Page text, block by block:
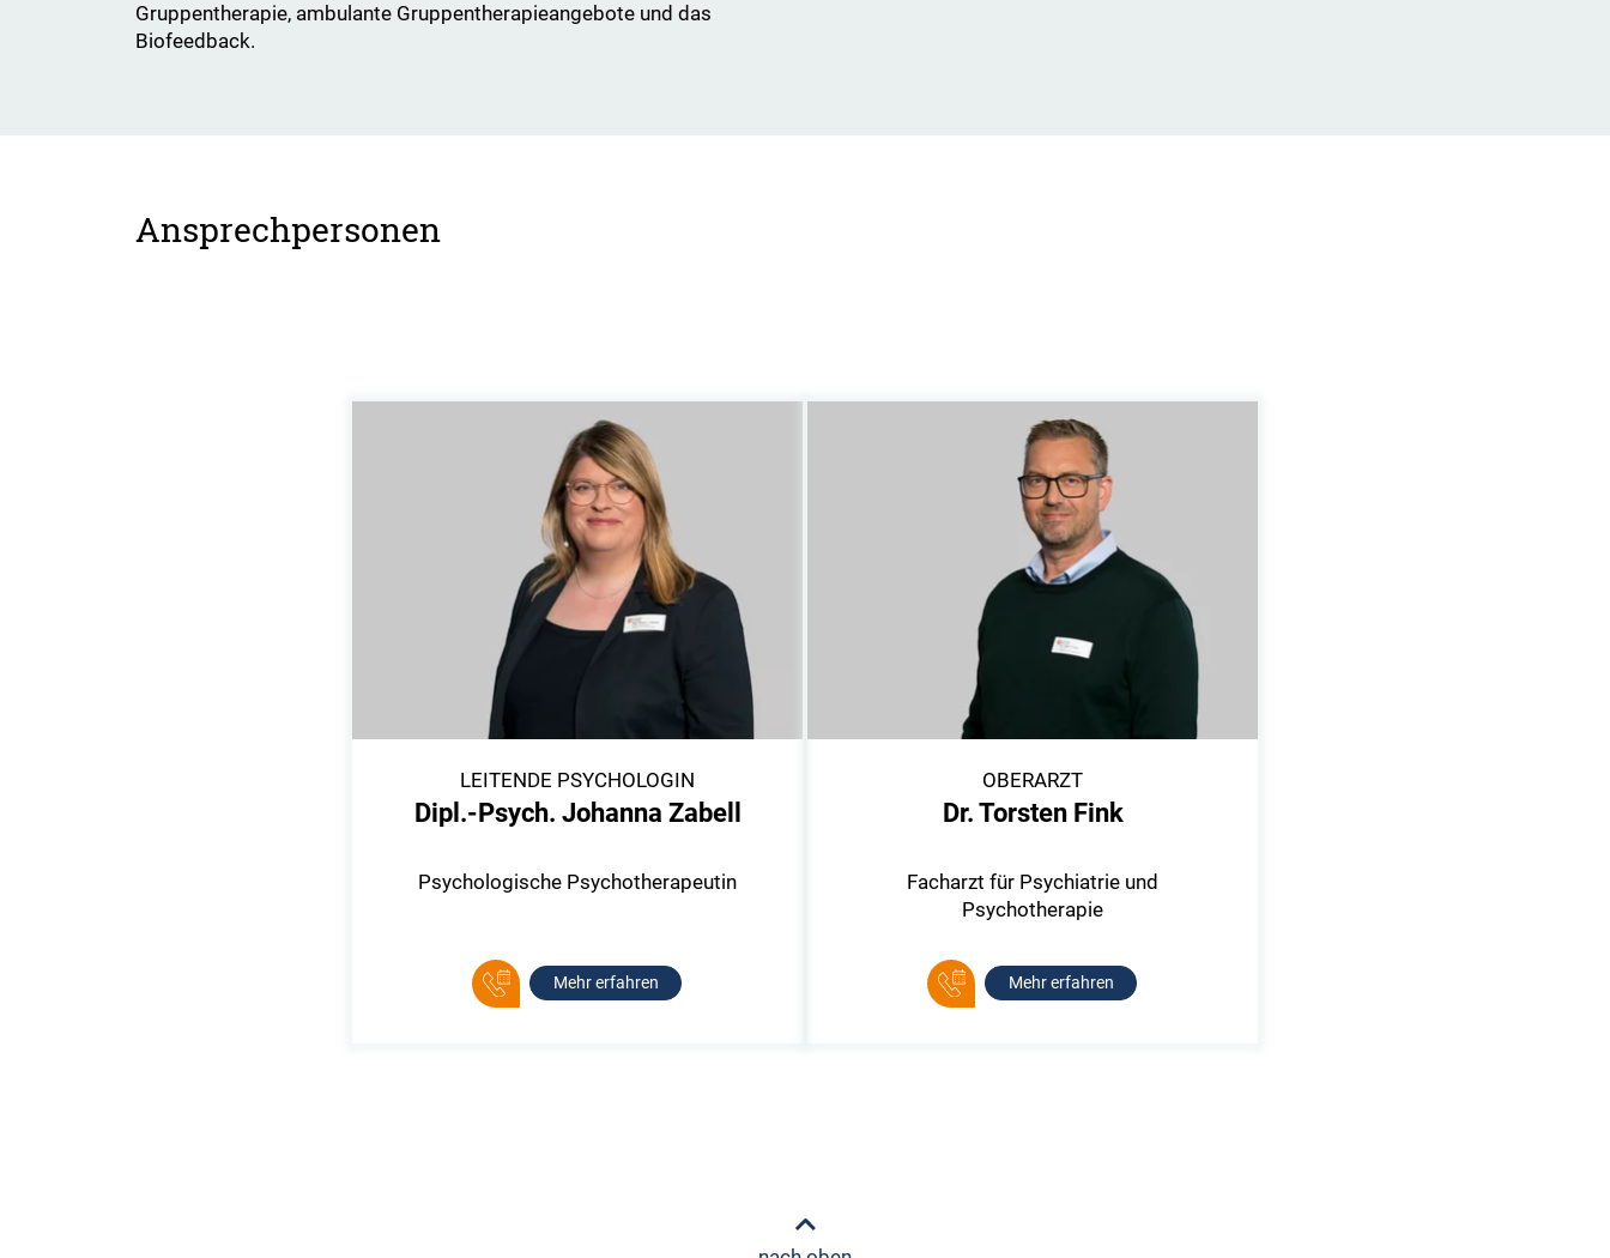
Gruppentherapie, ambulante Gruppentherapieangebote und das
Biofeedback.
Ansprechpersonen
LEITENDE PSYCHOLOGIN
Dipl.-Psych. Johanna Zabell
Psychologische Psychotherapeutin
Mehr erfahren
OBERARZT
Dr. Torsten Fink
Facharzt für Psychiatrie und
Psychotherapie
Mehr erfahren